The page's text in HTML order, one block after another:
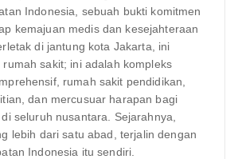
Indonesia, sebuah bukti komitmen
kemajuan medis dan kesejahteraan
di jantung kota Jakarta, ini
rumah sakit; ini adalah kompleks
rumah sakit pendidikan,
dan mercusuar harapan bagi
seluruh nusantara. Sejarahnya,
lebih dari satu abad, terjalin dengan
Indonesia itu sendiri.